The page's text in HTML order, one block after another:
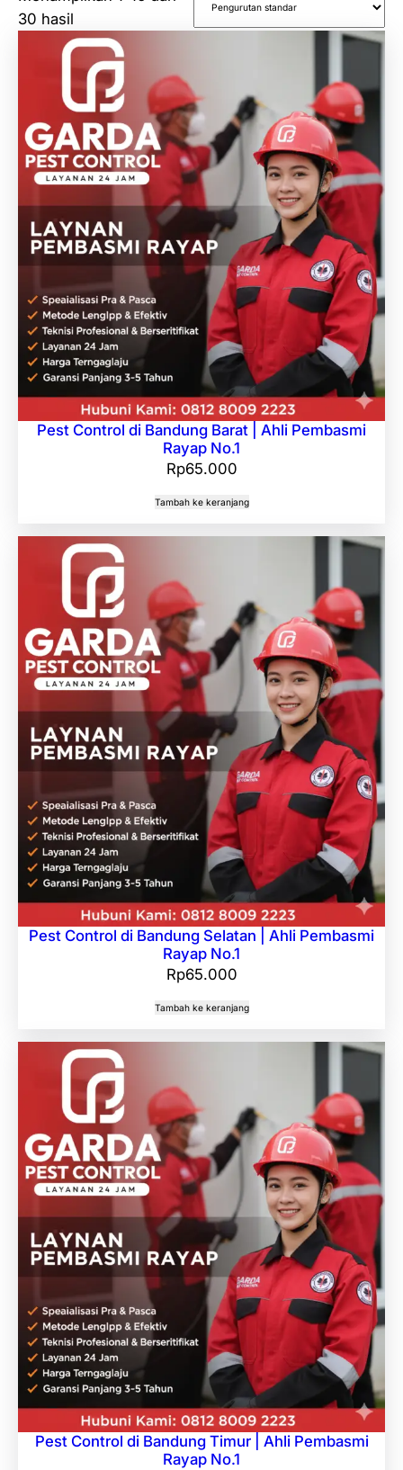
30 hasil
Pest Control di Bandung Barat | Ahli Pembasmi
Rayap No.1
Rp65.000
Tambah ke keranjang
Pest Control di Bandung Selatan | Ahli Pembasmi
Rayap No.1
Rp65.000
Tambah ke keranjang
Pest Control di Bandung Timur | Ahli Pembasmi
Rayap No.1